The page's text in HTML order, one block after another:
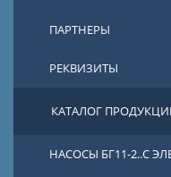
ПАРТНЕРЫ
РЕКВИЗИТЫ
КАТАЛОГ
НАСОСЫ БГ11-2..С